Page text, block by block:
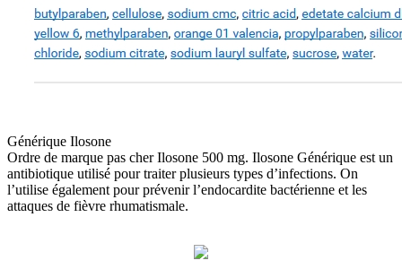
Générique Ilosone
Ordre de marque pas cher Ilosone 500 mg. Ilosone Générique est un
antibiotique utilisé pour traiter plusieurs types d’infections. On
l’utilise également pour prévenir l’endocardite bactérienne et les
attaques de fièvre rhumatismale.